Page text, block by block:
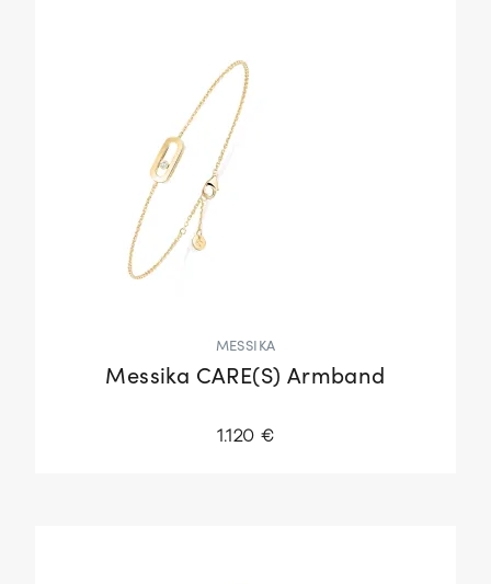
MESSIKA
Messika CARE(S) Armband
1.120 €